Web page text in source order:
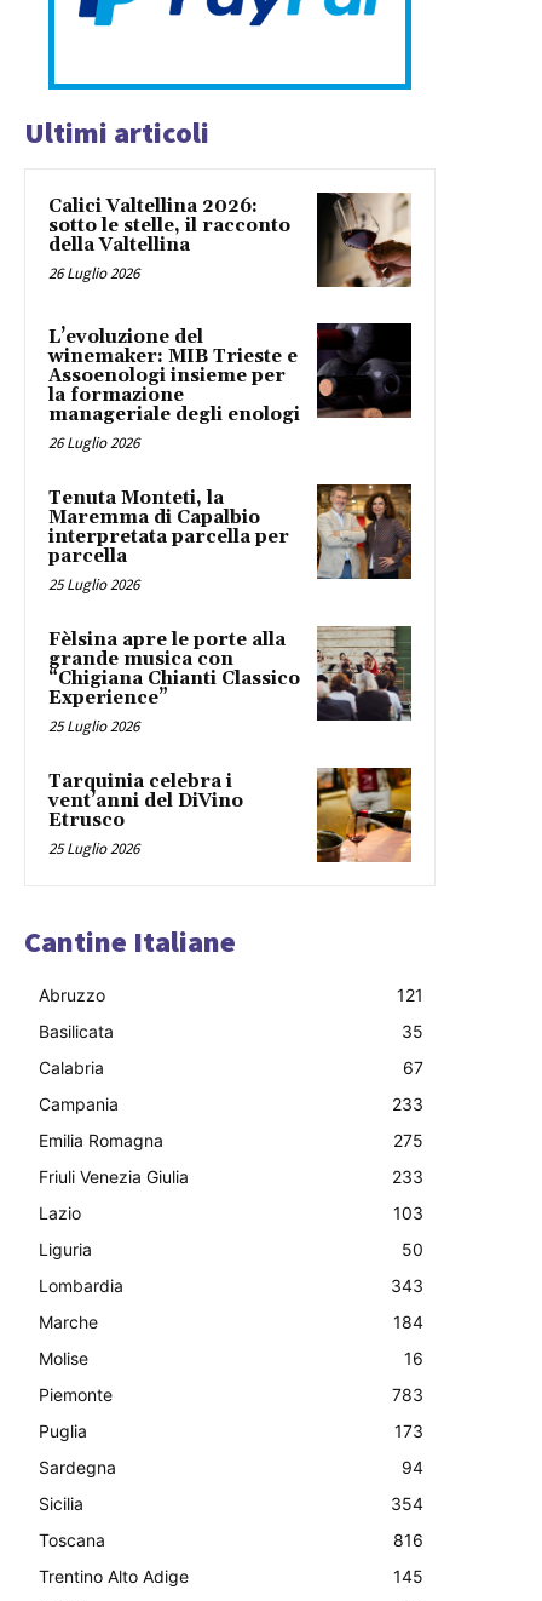
Ultimi articoli
Calici Valtellina 2026:
sotto le stelle, il racconto
della Valtellina
26 Luglio 2026
L’evoluzione del
winemaker: MIB Trieste e
Assoenologi insieme per
la formazione
manageriale degli enologi
26 Luglio 2026
Tenuta Monteti, la
Maremma di Capalbio
interpretata parcella per
parcella
25 Luglio 2026
Fèlsina apre le porte alla
grande musica con
“Chigiana Chianti Classico
Experience”
25 Luglio 2026
Tarquinia celebra i
vent’anni del DiVino
Etrusco
25 Luglio 2026
Cantine Italiane
Abruzzo
121
Basilicata
35
Calabria
67
Campania
233
Emilia Romagna
275
Friuli Venezia Giulia
233
Lazio
103
Liguria
50
Lombardia
343
Marche
184
Molise
16
Piemonte
783
Puglia
173
Sardegna
94
Sicilia
354
Toscana
816
Trentino Alto Adige
145